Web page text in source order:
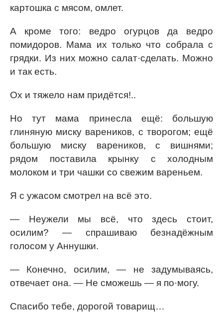
картошка с мясом, омлет.
А кроме того: ведро огурцов да ведро
помидоров. Мама их только что собрала с
грядки. Из них можно салат·сделать. Можно
и так есть.
Ох и тяжело нам придётся!..
Но тут мама принесла ещё: большую
глиняную миску вареников, с творогом; ещё
большую миску вареников, с вишнями;
рядом поставила крынку с холодным
молоком и три чашки со свежим вареньем.
Я с ужасом смотрел на всё это.
— Неужели мы всё, что здесь стоит,
осилим? — спрашиваю безнадёжным
голосом у Аннушки.
— Конечно, осилим, — не задумываясь,
отвечает она. — Не сможешь — я по·могу.
Спасибо тебе, дорогой товарищ…